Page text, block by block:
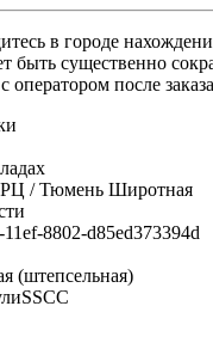
в городе
быть существенно
оператором после заказа
РЦ / Тюмень Широтная
8802-d85ed373394d
(штепсельная)